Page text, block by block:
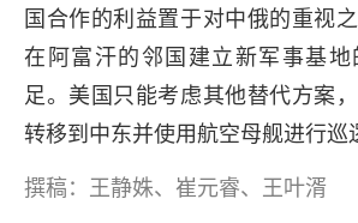
国合作的利益置于对中俄的重视
在阿富汗的邻国建立新军事基
足。美国只能考虑其他替代方案
转移到中东并使用航空母舰进行巡
撰稿：王静姝、崔元睿、王叶湑